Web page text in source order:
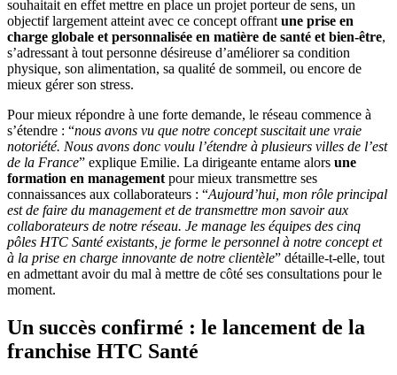
souhaitait en effet mettre en place un projet porteur de sens, un
objectif largement atteint avec ce concept offrant une prise en
charge globale et personnalisée en matière de santé et bien-être,
s’adressant à tout personne désireuse d’améliorer sa condition
physique, son alimentation, sa qualité de sommeil, ou encore de
mieux gérer son stress.
Pour mieux répondre à une forte demande, le réseau commence à
s’étendre : “nous avons vu que notre concept suscitait une vraie
notoriété. Nous avons donc voulu l’étendre à plusieurs villes de l’est
de la France” explique Emilie. La dirigeante entame alors une
formation en management pour mieux transmettre ses
connaissances aux collaborateurs : “Aujourd’hui, mon rôle principal
est de faire du management et de transmettre mon savoir aux
collaborateurs de notre réseau. Je manage les équipes des cinq
pôles HTC Santé existants, je forme le personnel à notre concept et
à la prise en charge innovante de notre clientèle” détaille-t-elle, tout
en admettant avoir du mal à mettre de côté ses consultations pour le
moment.
Un succès confirmé : le lancement de la
franchise HTC Santé